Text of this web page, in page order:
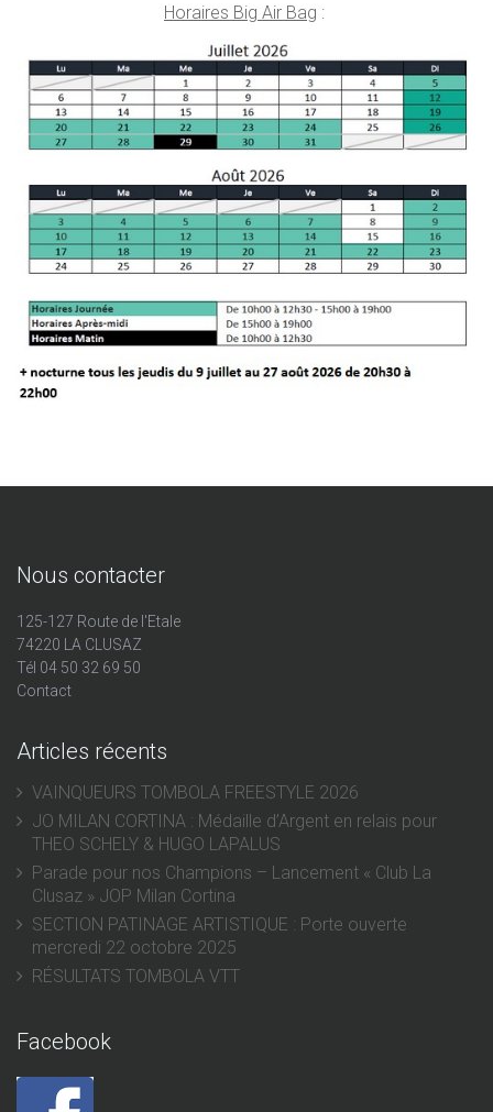
Horaires Big Air Bag :
Nous contacter
125-127 Route de l'Etale
74220 LA CLUSAZ
Tél 04 50 32 69 50
Contact
Articles récents
VAINQUEURS TOMBOLA FREESTYLE 2026
JO MILAN CORTINA : Médaille d’Argent en relais pour
THEO SCHELY & HUGO LAPALUS
Parade pour nos Champions – Lancement « Club La
Clusaz » JOP Milan Cortina
SECTION PATINAGE ARTISTIQUE : Porte ouverte
mercredi 22 octobre 2025
RÉSULTATS TOMBOLA VTT
Facebook